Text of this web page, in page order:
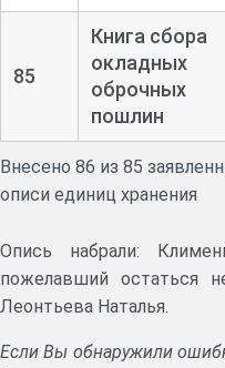
85
Книга сбора
окладных
оброчных
пошлин
Внесено 86 из 85
описи единиц хранения
Опись набрали:
пожелавший остаться
Леонтьева Наталья.
Если Вы обнаружили